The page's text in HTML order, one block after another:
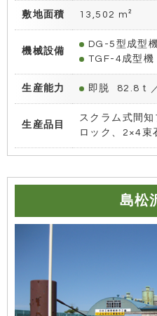
敷地面積 13,502 m²
機械設備
DG-5型成型
TGF-4成型機
生産能力 即脱 82.8ｔ
生産品目
スクラム式間
ロック、2×4束
島松